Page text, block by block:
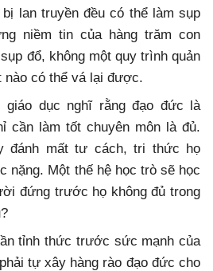
lan truyền đều có thể làm sụp
niềm tin của hàng trăm con
đổ, không một quy trình quản
nào có thể vá lại được.
giáo dục nghĩ rằng đạo đức là
cần làm tốt chuyên môn là đủ.
đánh mất tư cách, tri thức họ
nặng. Một thế hệ học trò sẽ học
đứng trước họ không đủ trong
tỉnh thức trước sức mạnh của
tự xây hàng rào đạo đức cho